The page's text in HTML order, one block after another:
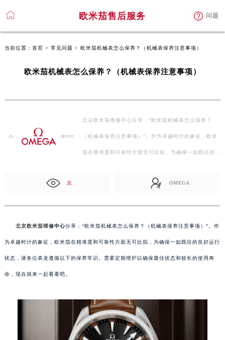
欧米茄售后服务 问题
当前位置： 首页 > 常见问题 > 欧米茄机械表怎么保养？（机械表保养注意事项）
欧米茄机械表怎么保养？（机械表保养注意事项）
北京欧米茄维修中心分享：“欧米茄机械表怎么保养？
（机械表保养注意事项）”。作为卓越时计的象征，欧米
茄在精准度和可靠性方面无可比拟，为确保一如既往的良
次 OMEGA
北京欧米茄维修中心分享：“欧米茄机械表怎么保养？（机械表保养注意事项）”。作
为卓越时计的象征，欧米茄在精准度和可靠性方面无可比拟，为确保一如既往的良好运行
状态，请各位表龙遵循以下的保养常识。需要定期维护以确保最佳状态和较长的使用寿
命，现在就来一起看看吧。